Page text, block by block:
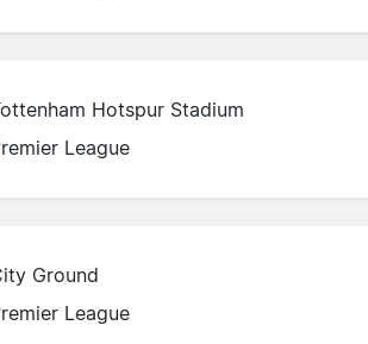
Hotspur Stadium
League
Ground
League